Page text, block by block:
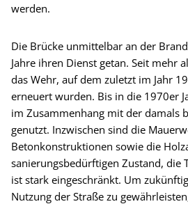
werden.
Die Brücke unmittelbar an der
Jahre ihren Dienst getan. Seit mehr
das Wehr, auf dem zuletzt im Jahr
erneuert wurden. Bis in die 1970er
im Zusammenhang mit der damals
genutzt. Inzwischen sind die
Betonkonstruktionen sowie die
sanierungsbedürftigen Zustand, die
ist stark eingeschränkt. Um
Nutzung der Straße zu